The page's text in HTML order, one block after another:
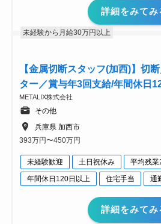
詳細をみてみ
未経験から月給30万円以上
【金属切断スタッフ(加西)】切
ター／賞与年3回支給/年間休日
METALIX株式会社
その他
兵庫県 加西市
393万円〜450万円
未経験歓迎 土日祝休み
平均残
年間休日120日以上
住宅手当 通
詳細をみてみ